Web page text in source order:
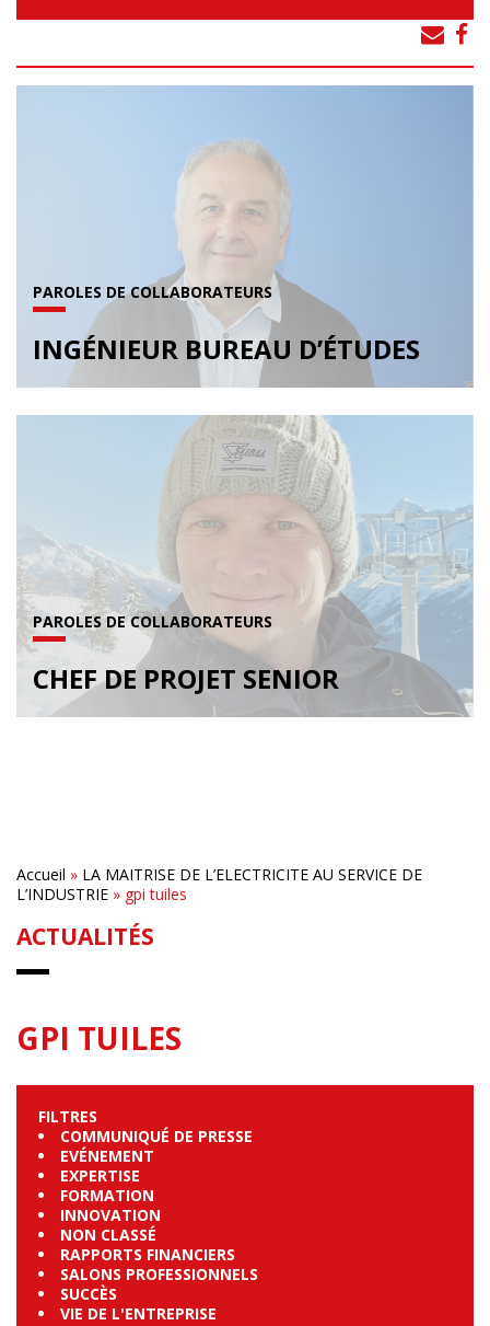
PAROLES DE COLLABORATEURS
INGÉNIEUR BUREAU D’ÉTUDES
PAROLES DE COLLABORATEURS
CHEF DE PROJET SENIOR
Accueil » LA MAITRISE DE L’ELECTRICITE AU SERVICE DE
L’INDUSTRIE » gpi tuiles
ACTUALITÉS
GPI TUILES
FILTRES
COMMUNIQUÉ DE PRESSE
EVÉNEMENT
EXPERTISE
FORMATION
INNOVATION
NON CLASSÉ
RAPPORTS FINANCIERS
SALONS PROFESSIONNELS
SUCCÈS
VIE DE L'ENTREPRISE